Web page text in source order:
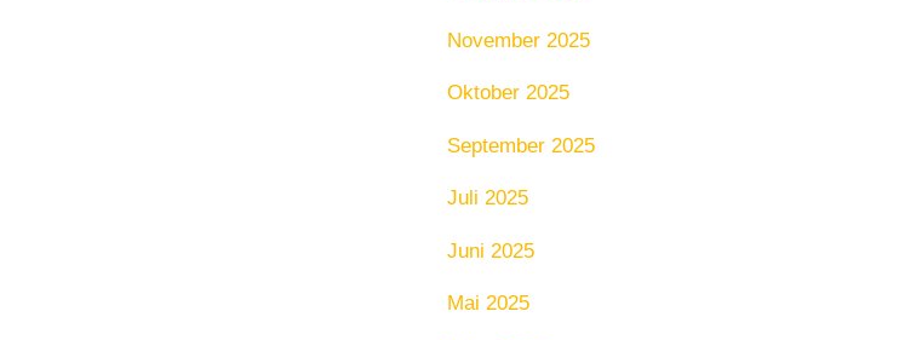
November 2025
Oktober 2025
September 2025
Juli 2025
Juni 2025
Mai 2025